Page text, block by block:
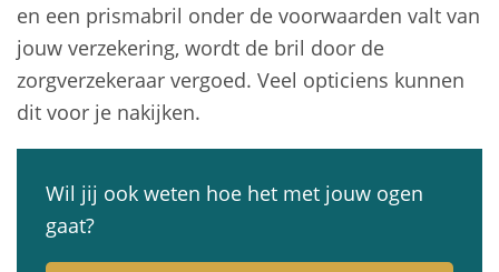
en een prismabril onder de voorwaarden valt van
jouw verzekering, wordt de bril door de
zorgverzekeraar vergoed. Veel opticiens kunnen
dit voor je nakijken.
Wil jij ook weten hoe het met jouw ogen
gaat?